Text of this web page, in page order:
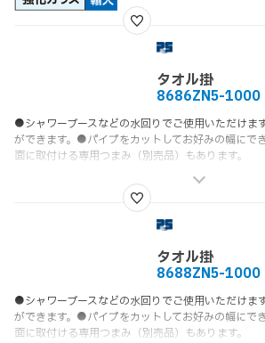
タオル掛
8686ZN5-1000
●シャワーブースなどの水回りでご使用いただけま
ができます。●パイプをカットしてお好みの幅にで
面に取付ける専用つまみ（別売品）もあります。
タオル掛
8688ZN5-1000
●シャワーブースなどの水回りでご使用いただけま
ができます。●パイプをカットしてお好みの幅にで
面に取付ける専用つまみ（別売品）もあります。